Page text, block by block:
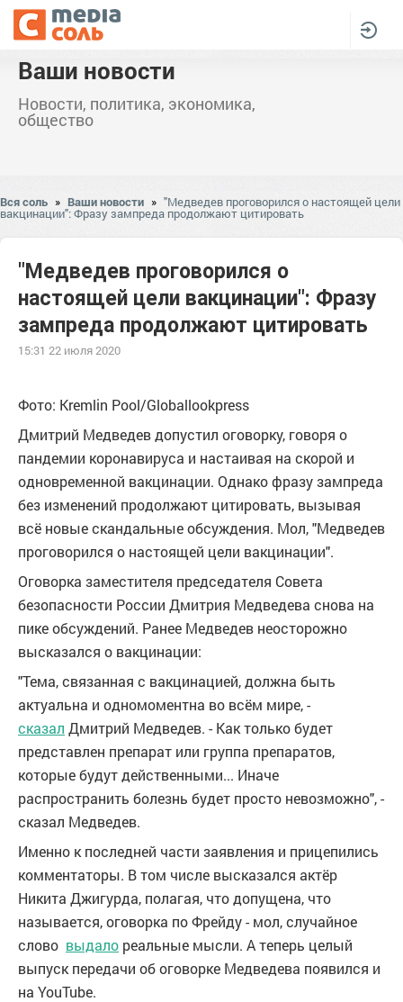
Ваши новости
Новости, политика, экономика,
общество
Вся соль » Ваши новости » "Медведев проговорился о настоящей цели
вакцинации": Фразу зампреда продолжают цитировать
"Медведев проговорился о
настоящей цели вакцинации": Фразу
зампреда продолжают цитировать
15:31 22 июля 2020
Фото: Kremlin Pool/Globallookpress
Дмитрий Медведев допустил оговорку, говоря о
пандемии коронавируса и настаивая на скорой и
одновременной вакцинации. Однако фразу зампреда
без изменений продолжают цитировать, вызывая
всё новые скандальные обсуждения. Мол, "Медведев
проговорился о настоящей цели вакцинации".
Оговорка заместителя председателя Совета
безопасности России Дмитрия Медведева снова на
пике обсуждений. Ранее Медведев неосторожно
высказался о вакцинации:
"Тема, связанная с вакцинацией, должна быть
актуальна и одномоментна во всём мире, -
сказал Дмитрий Медведев. - Как только будет
представлен препарат или группа препаратов,
которые будут действенными... Иначе
распространить болезнь будет просто невозможно", -
сказал Медведев.
Именно к последней части заявления и прицепились
комментаторы. В том числе высказался актёр
Никита Джигурда, полагая, что допущена, что
называется, оговорка по Фрейду - мол, случайное
слово выдало реальные мысли. А теперь целый
выпуск передачи об оговорке Медведева появился и
на YouTube.